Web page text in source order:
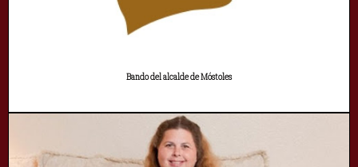
Bando del alcalde de Móstoles